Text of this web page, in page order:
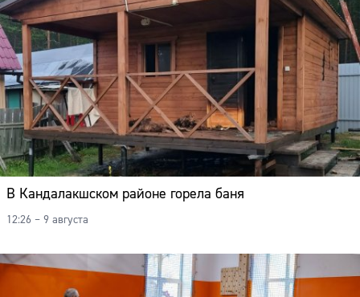
В Кандалакшском районе горела баня
12:26 – 9 августа